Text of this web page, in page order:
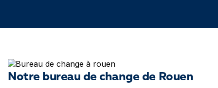
Notre bureau de change de Rouen